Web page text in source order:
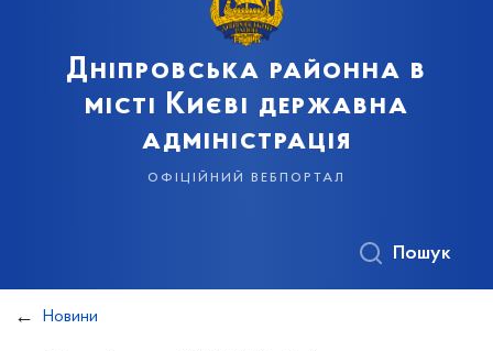
Дніпровська районна в
місті Києві державна
адміністрація
офіційний вебпортал
Пошук
Новини